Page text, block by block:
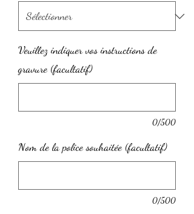
Veuillez indiquer vos instructions de
gravure (facultatif)
0/500
Nom de la police souhaitée (facultatif)
0/500